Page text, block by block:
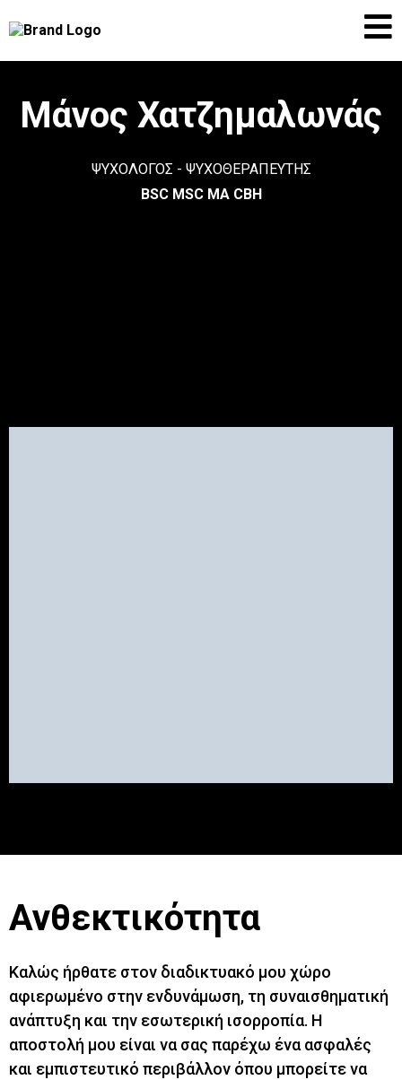
Μάνος Χατζημαλωνάς
ΨΥΧΟΛΟΓΟΣ - ΨΥΧΟΘΕΡΑΠΕΥΤΗΣ
BSC MSC MA CBH
Ανθεκτικότητα
Καλώς ήρθατε στον διαδικτυακό μου χώρο
αφιερωμένο στην ενδυνάμωση, τη συναισθηματική
ανάπτυξη και την εσωτερική ισορροπία. Η
αποστολή μου είναι να σας παρέχω ένα ασφαλές
και εμπιστευτικό περιβάλλον όπου μπορείτε να